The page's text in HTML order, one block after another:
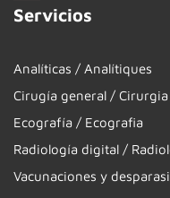
Servicios
Analíticas / Analítiques
Cirugía general /
Ecografía / Ecografia
Radiología digital /
Vacunaciones y